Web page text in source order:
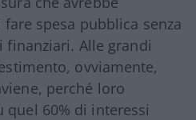
spesa pubblica senza
finanziari. Alle grandi
ovviamente,
perché loro
quel 60% di interessi